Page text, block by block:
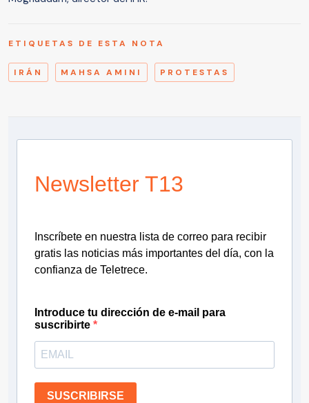
ETIQUETAS DE ESTA NOTA
IRÁN MAHSA AMINI PROTESTAS
Newsletter T13
Inscríbete en nuestra lista de correo para recibir
gratis las noticias más importantes del día, con la
confianza de Teletrece.
Introduce tu dirección de e-mail para
suscribirte
SUSCRIBIRSE